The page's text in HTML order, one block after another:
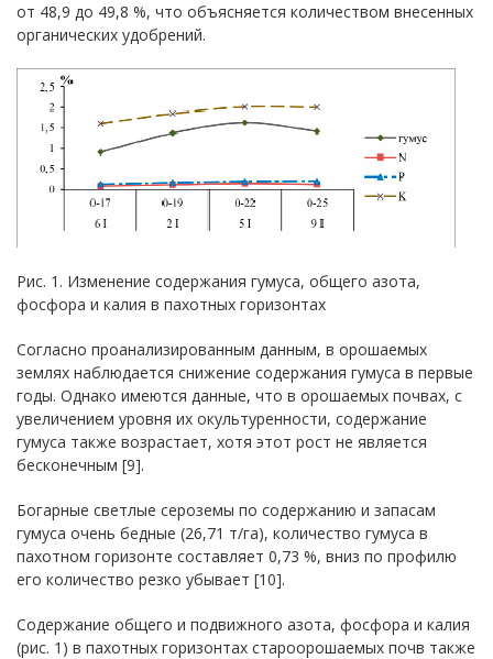
от 48,9 до 49,8 %, что объясняется количеством внесенных
органических удобрений.
Рис. 1. Изменение содержания гумуса, общего азота,
фосфора и калия в пахотных горизонтах
Согласно проанализированным данным, в орошаемых
землях наблюдается снижение содержания гумуса в первые
годы. Однако имеются данные, что в орошаемых почвах, с
увеличением уровня их окультуренности, содержание
гумуса также возрастает, хотя этот рост не является
бесконечным [9].
Богарные светлые сероземы по содержанию и запасам
гумуса очень бедные (26,71 т/га), количество гумуса в
пахотном горизонте составляет 0,73 %, вниз по профилю
его количество резко убывает [10].
Содержание общего и подвижного азота, фосфора и калия
(рис. 1) в пахотных горизонтах староорошаемых почв также